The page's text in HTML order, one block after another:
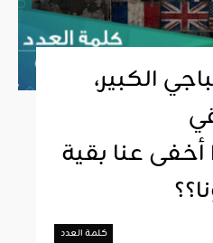
الكبير،
أخفى عنا بقية
كلمة العدد